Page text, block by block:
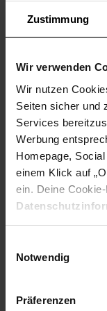
Zustimmung
Wir verwenden
Wir nutzen
Seiten sicher und
Services
Werbung
Homepage,
einem Klick auf
ein. Deine
Notwendig
Präferenzen
Bitte beachten
nur von einem
Artikelnummer:
EAN:
Artikel gehört zur
Altgeräterücknahme